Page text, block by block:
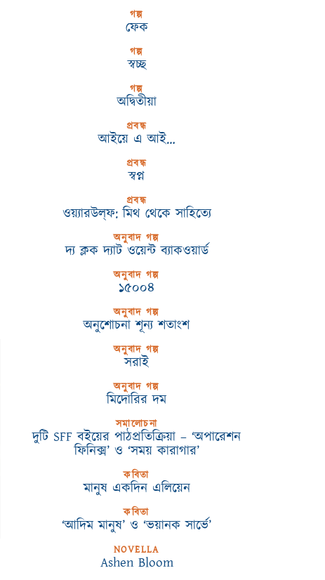
গল্প
ফেক
গল্প
স্বচ্ছ
গল্প
অদ্বিতীয়া
প্রবন্ধ
আইয়ে এ আই…
প্রবন্ধ
স্বপ্ন
প্রবন্ধ
ওয়্যারউল্‌ফ: মিথ থেকে সাহিত্যে
অনুবাদ গল্প
দ্য ক্লক দ্যাট ওয়েন্ট ব্যাকওয়ার্ড
অনুবাদ গল্প
১৫০০৪
অনুবাদ গল্প
অনুশোচনা শূন্য শতাংশ
অনুবাদ গল্প
সরাই
অনুবাদ গল্প
মিদোরির দম
সমালোচনা
দুটি SFF বইয়ের পাঠপ্রতিক্রিয়া – ‘অপারেশন
ফিনিক্স’ ও ‘সময় কারাগার’
কবিতা
মানুষ একদিন এলিয়েন
কবিতা
‘আদিম মানুষ’ ও ‘ভয়ানক সার্ভে’
NOVELLA
Ashen Bloom